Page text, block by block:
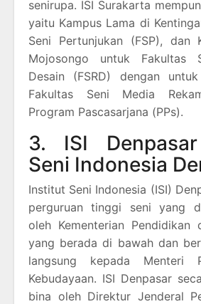
senirupa. ISI Surakarta
yaitu Kampus Lama di
Seni Pertunjukan (FSP), dan
Mojosongo untuk Fakultas
Desain (FSRD) dengan
Fakultas Seni Media
Program Pascasarjana (PPs).
3. ISI
Seni Indonesia
Institut Seni Indonesia (ISI)
perguruan tinggi seni yang
oleh Kementerian Pendidikan
yang berada di bawah dan
langsung kepada Menteri
Kebudayaan. ISI Denpasar
bina oleh Direktur Jenderal